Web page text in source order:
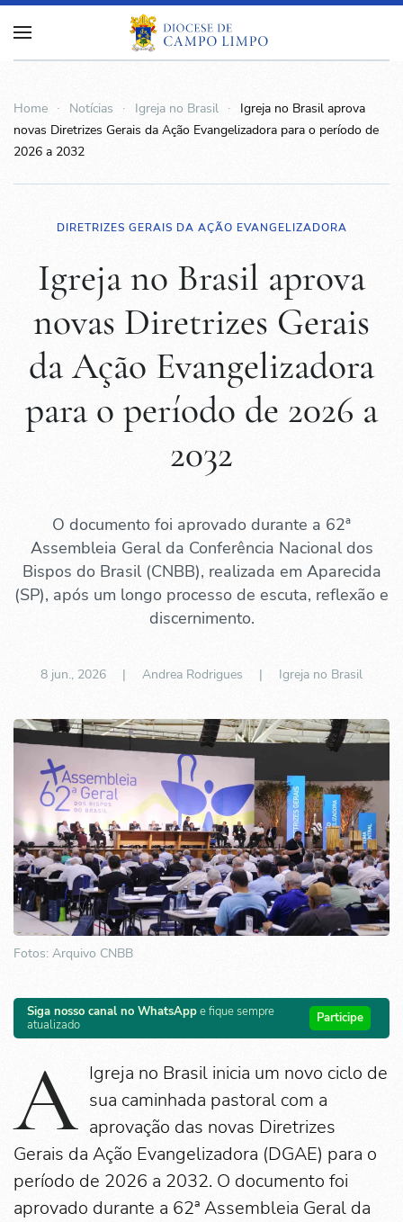
Home Notícias Igreja no Brasil
Igreja no Brasil aprova
novas Diretrizes Gerais da Ação Evangelizadora para o período de
2026 a 2032
DIRETRIZES GERAIS DA AÇÃO EVANGELIZADORA
Igreja no Brasil aprova
novas Diretrizes Gerais
da Ação Evangelizadora
para o período de 2026 a
2032
O documento foi aprovado durante a 62ª
Assembleia Geral da Conferência Nacional dos
Bispos do Brasil (CNBB), realizada em Aparecida
(SP), após um longo processo de escuta, reflexão e
discernimento.
8 jun., 2026 | Andrea Rodrigues | Igreja no Brasil
Fotos: Arquivo CNBB
Siga nosso canal no WhatsAppe fique sempre
atualizado
Participe
A Igreja no Brasil inicia um novo ciclo de
sua caminhada pastoral com a
aprovação das novas Diretrizes
Gerais da Ação Evangelizadora (DGAE) para o
período de 2026 a 2032. O documento foi
aprovado durante a 62ª Assembleia Geral da